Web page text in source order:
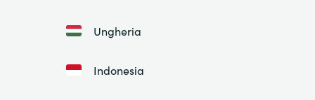
Ungheria
Indonesia